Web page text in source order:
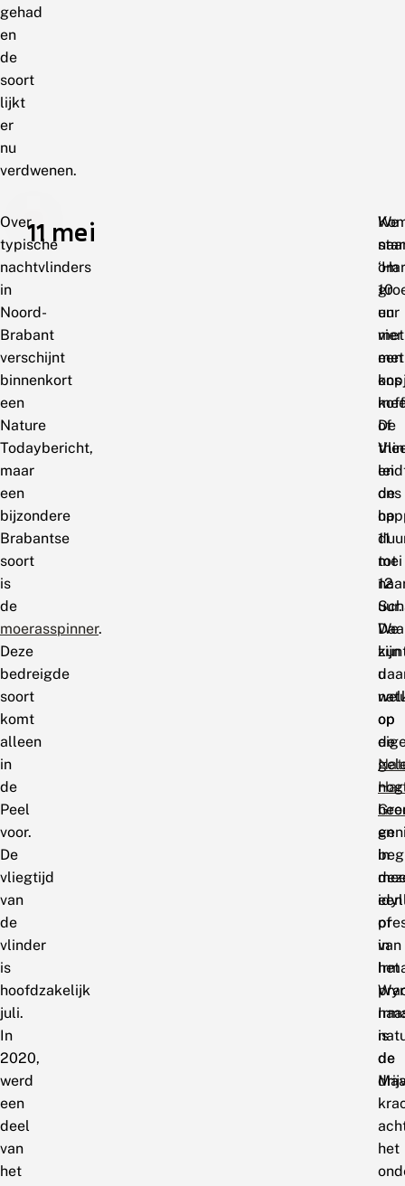
gehad
en
de
soort
lijkt
er
nu
verdwenen.
Over
typische
nachtvlinders
in
Noord-
Brabant
verschijnt
binnenkort
een
Nature
Todaybericht,
maar
een
bijzondere
Brabantse
soort
is
de
moerasspinner.
Deze
bedreigde
soort
komt
alleen
in
de
Peel
voor.
De
vliegtijd
van
de
vlinder
is
hoofdzakelijk
juli.
In
2020,
werd
een
deel
van
het
11 mei
en
vier
met
ons
De
ons
op
11
mei
We
zijn
op
de
en
een
van
is
de
het
We
om
10
uur
met
een
of
en
de
tot
12
uur.
u
op
nog
in
of
in
het
de